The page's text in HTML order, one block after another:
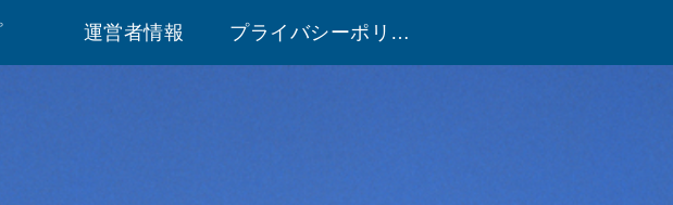
運営者情報 プライバシーポリシー